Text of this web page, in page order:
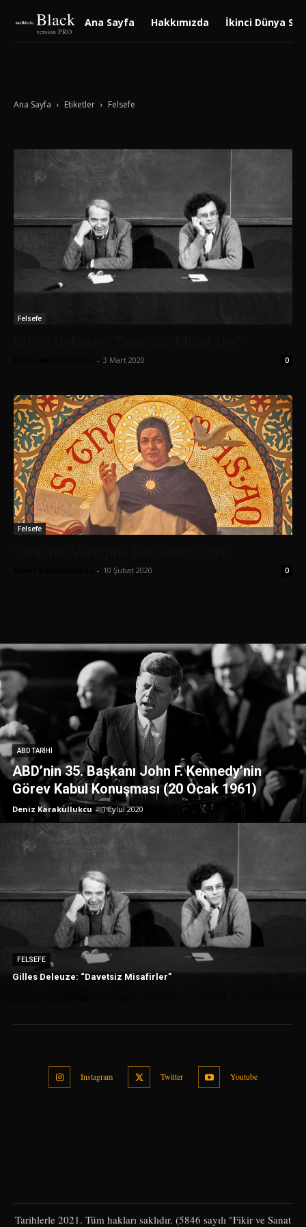
Black
version PRO
Ana Sayfa Hakkımızda İkinci Dünya
Ana Sayfa Etiketler Felsefe
Felsefe
- 3 Mart 2020 0
Felsefe
- 10 Şubat 2020 0
ABD TARIHI
ABD’nin 35. Başkanı John F. Kennedy’nin
Görev Kabul Konuşması (20 Ocak 1961)
Deniz Karakullukcu - 1 Eylül 2020
FELSEFE
Gilles Deleuze: “Davetsiz Misafirler”
Instagram Twitter Youtube
Tarihlerle 2021. Tüm hakları saklıdır. (5846 sayılı "Fikir ve Sanat